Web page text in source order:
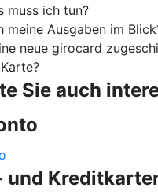
muss ich tun?
meine Ausgaben im
neue girocard
Sie auch
und